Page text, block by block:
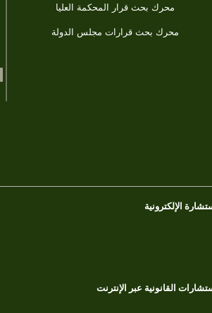
محرك بحث قرار المحكمة العليا
محرك بحث قرارات مجلس الدولة
الإلكترونية
القانونية عبر الإنترنت